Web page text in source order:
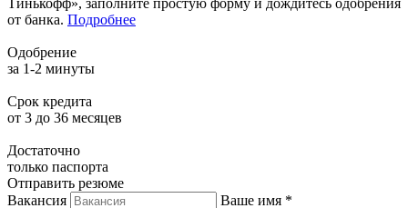
от банка. Подробнее
Одобрение
за 1-2 минуты
Срок кредита
от 3 до 36 месяцев
Достаточно
только паспорта
Отправить резюме
Вакансия
Ваше имя *